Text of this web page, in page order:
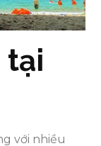
tại
với nhiều